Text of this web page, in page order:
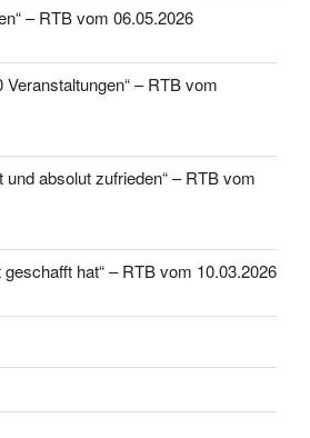
– RTB vom 06.05.2026
Veranstaltungen“ – RTB vom
absolut zufrieden“ – RTB vom
geschafft hat“ – RTB vom 10.03.2026